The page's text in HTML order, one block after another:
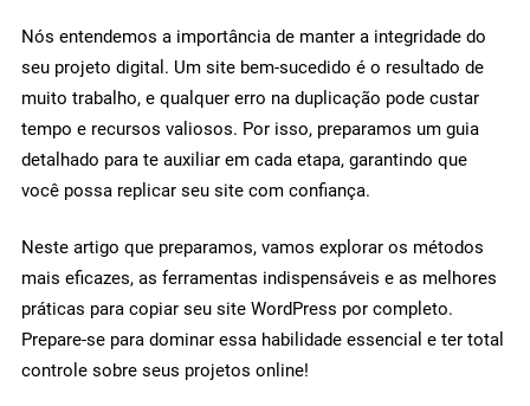
Nós entendemos a importância de manter a integridade do
seu projeto digital. Um site bem-sucedido é o resultado de
muito trabalho, e qualquer erro na duplicação pode custar
tempo e recursos valiosos. Por isso, preparamos um guia
detalhado para te auxiliar em cada etapa, garantindo que
você possa replicar seu site com confiança.
Neste artigo que preparamos, vamos explorar os métodos
mais eficazes, as ferramentas indispensáveis e as melhores
práticas para copiar seu site WordPress por completo.
Prepare-se para dominar essa habilidade essencial e ter total
controle sobre seus projetos online!